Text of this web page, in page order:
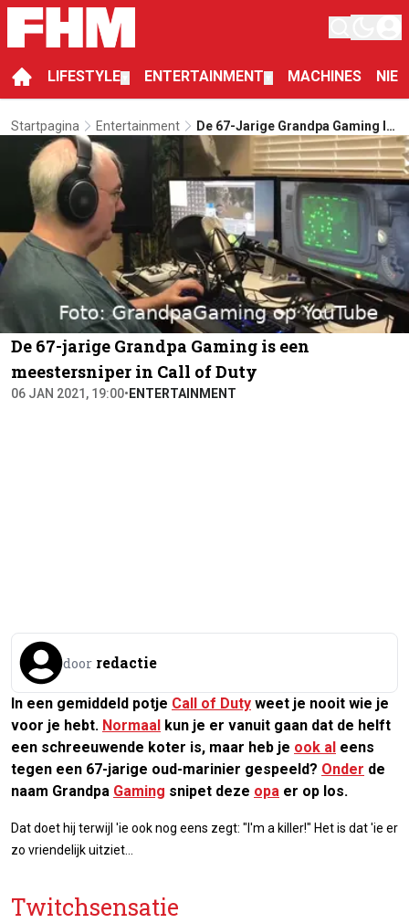
LIFESTYLE ENTERTAINMENT MACHINES
Startpagina Entertainment
De 67-Jarige Grandpa Gaming Is
Een Meestersniper In Call Of Duty
De 67-jarige Grandpa Gaming is een
meestersniper in Call of Duty
06 JAN 2021, 19:00• ENTERTAINMENT
door redactie
In een gemiddeld potje Call of Duty weet je nooit wie je
voor je hebt. Normaal kun je er vanuit gaan dat de helft
een schreeuwende koter is, maar heb je ook al eens
tegen een 67-jarige oud-marinier gespeeld? Onder de
naam Grandpa Gaming snipet deze opa er op los.
Dat doet hij terwijl 'ie ook nog eens zegt: "I'm a killer!" Het is dat 'ie er
zo vriendelijk uitziet...
Twitchsensatie